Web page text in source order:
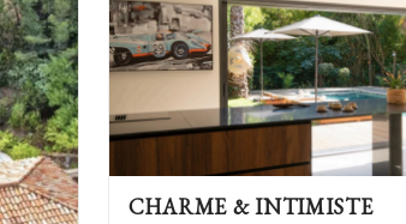
CHARME & INTIMISTE